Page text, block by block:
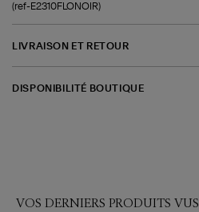
(ref-E2310FLONOIR)
LIVRAISON ET RETOUR
DISPONIBILITÉ BOUTIQUE
VOS DERNIERS PRODUITS VUS